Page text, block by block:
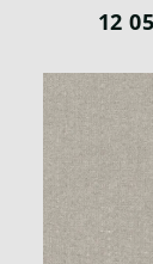
British
12